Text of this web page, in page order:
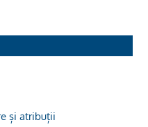
și atribuții